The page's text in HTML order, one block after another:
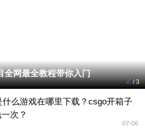
带你入门 CSGO搬
3 / 3
什么游戏在哪里下载？csgo开箱子
次？
07-06